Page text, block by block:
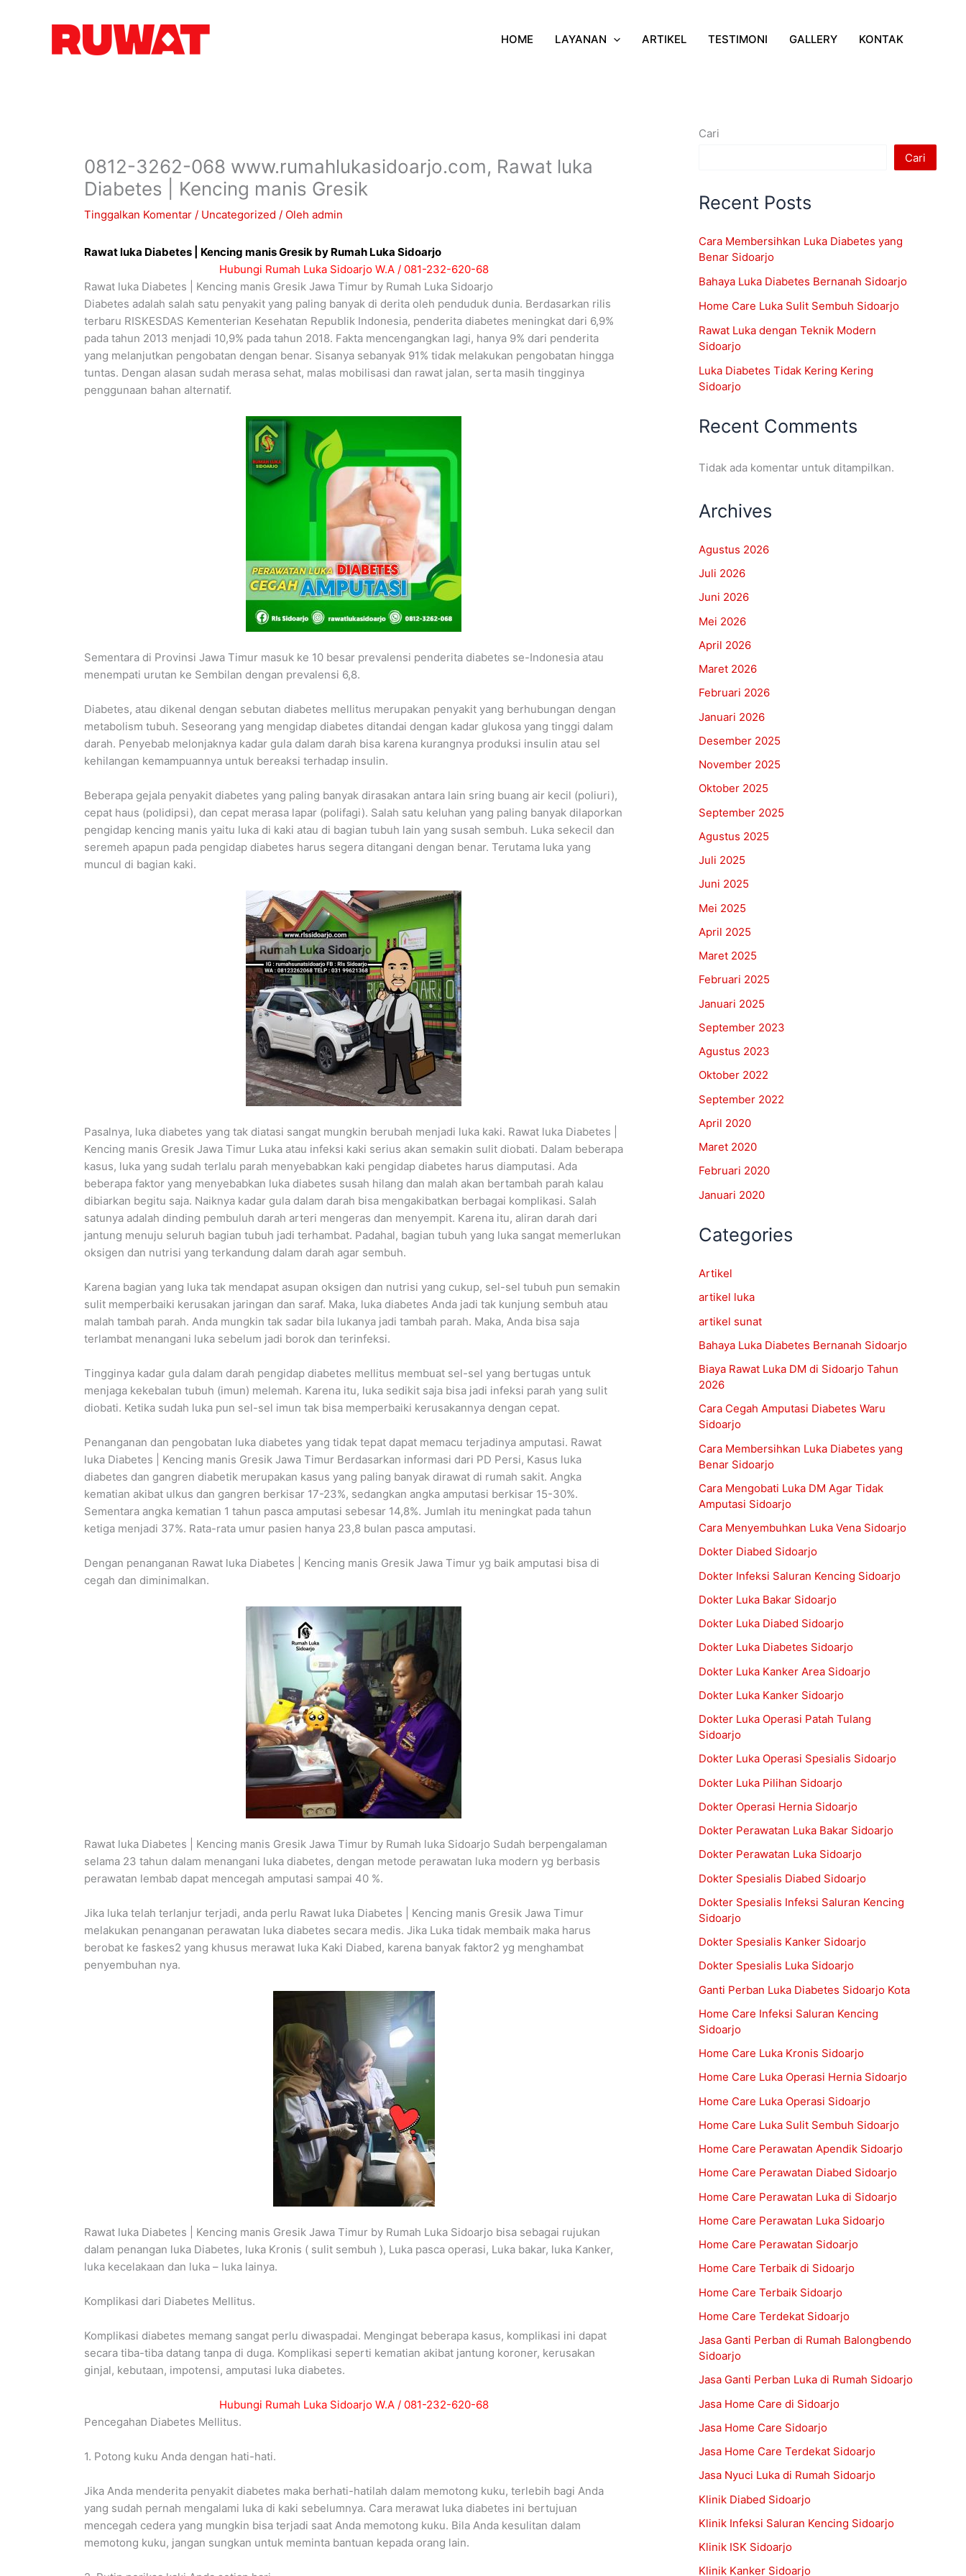
HOME LAYANAN ARTIKEL TESTIMONI GALLERY KONTAK
0812-3262-068 www.rumahlukasidoarjo.com, Rawat luka
Diabetes | Kencing manis Gresik
Tinggalkan Komentar / Uncategorized / Oleh admin
Rawat luka Diabetes | Kencing manis Gresik by Rumah Luka Sidoarjo
Hubungi Rumah Luka Sidoarjo W.A / 081-232-620-68
Rawat luka Diabetes | Kencing manis Gresik Jawa Timur by Rumah Luka Sidoarjo
Diabetes adalah salah satu penyakit yang paling banyak di derita oleh penduduk dunia. Berdasarkan rilis
terbaru RISKESDAS Kementerian Kesehatan Republik Indonesia, penderita diabetes meningkat dari 6,9%
pada tahun 2013 menjadi 10,9% pada tahun 2018. Fakta mencengangkan lagi, hanya 9% dari penderita
yang melanjutkan pengobatan dengan benar. Sisanya sebanyak 91% tidak melakukan pengobatan hingga
tuntas. Dengan alasan sudah merasa sehat, malas mobilisasi dan rawat jalan, serta masih tingginya
penggunaan bahan alternatif.
Sementara di Provinsi Jawa Timur masuk ke 10 besar prevalensi penderita diabetes se-Indonesia atau
menempati urutan ke Sembilan dengan prevalensi 6,8.
Diabetes, atau dikenal dengan sebutan diabetes mellitus merupakan penyakit yang berhubungan dengan
metabolism tubuh. Seseorang yang mengidap diabetes ditandai dengan kadar glukosa yang tinggi dalam
darah. Penyebab melonjaknya kadar gula dalam darah bisa karena kurangnya produksi insulin atau sel
kehilangan kemampuannya untuk bereaksi terhadap insulin.
Beberapa gejala penyakit diabetes yang paling banyak dirasakan antara lain sring buang air kecil (poliuri),
cepat haus (polidipsi), dan cepat merasa lapar (polifagi). Salah satu keluhan yang paling banyak dilaporkan
pengidap kencing manis yaitu luka di kaki atau di bagian tubuh lain yang susah sembuh. Luka sekecil dan
seremeh apapun pada pengidap diabetes harus segera ditangani dengan benar. Terutama luka yang
muncul di bagian kaki.
Pasalnya, luka diabetes yang tak diatasi sangat mungkin berubah menjadi luka kaki. Rawat luka Diabetes |
Kencing manis Gresik Jawa Timur Luka atau infeksi kaki serius akan semakin sulit diobati. Dalam beberapa
kasus, luka yang sudah terlalu parah menyebabkan kaki pengidap diabetes harus diamputasi. Ada
beberapa faktor yang menyebabkan luka diabetes susah hilang dan malah akan bertambah parah kalau
dibiarkan begitu saja. Naiknya kadar gula dalam darah bisa mengakibatkan berbagai komplikasi. Salah
satunya adalah dinding pembuluh darah arteri mengeras dan menyempit. Karena itu, aliran darah dari
jantung menuju seluruh bagian tubuh jadi terhambat. Padahal, bagian tubuh yang luka sangat memerlukan
oksigen dan nutrisi yang terkandung dalam darah agar sembuh.
Karena bagian yang luka tak mendapat asupan oksigen dan nutrisi yang cukup, sel-sel tubuh pun semakin
sulit memperbaiki kerusakan jaringan dan saraf. Maka, luka diabetes Anda jadi tak kunjung sembuh atau
malah tambah parah. Anda mungkin tak sadar bila lukanya jadi tambah parah. Maka, Anda bisa saja
terlambat menangani luka sebelum jadi borok dan terinfeksi.
Tingginya kadar gula dalam darah pengidap diabetes mellitus membuat sel-sel yang bertugas untuk
menjaga kekebalan tubuh (imun) melemah. Karena itu, luka sedikit saja bisa jadi infeksi parah yang sulit
diobati. Ketika sudah luka pun sel-sel imun tak bisa memperbaiki kerusakannya dengan cepat.
Penanganan dan pengobatan luka diabetes yang tidak tepat dapat memacu terjadinya amputasi. Rawat
luka Diabetes | Kencing manis Gresik Jawa Timur Berdasarkan informasi dari PD Persi, Kasus luka
diabetes dan gangren diabetik merupakan kasus yang paling banyak dirawat di rumah sakit. Angka
kematian akibat ulkus dan gangren berkisar 17-23%, sedangkan angka amputasi berkisar 15-30%.
Sementara angka kematian 1 tahun pasca amputasi sebesar 14,8%. Jumlah itu meningkat pada tahun
ketiga menjadi 37%. Rata-rata umur pasien hanya 23,8 bulan pasca amputasi.
Dengan penanganan Rawat luka Diabetes | Kencing manis Gresik Jawa Timur yg baik amputasi bisa di
cegah dan diminimalkan.
Rawat luka Diabetes | Kencing manis Gresik Jawa Timur by Rumah luka Sidoarjo Sudah berpengalaman
selama 23 tahun dalam menangani luka diabetes, dengan metode perawatan luka modern yg berbasis
perawatan lembab dapat mencegah amputasi sampai 40 %.
Jika luka telah terlanjur terjadi, anda perlu Rawat luka Diabetes | Kencing manis Gresik Jawa Timur
melakukan penanganan perawatan luka diabetes secara medis. Jika Luka tidak membaik maka harus
berobat ke faskes2 yang khusus merawat luka Kaki Diabed, karena banyak faktor2 yg menghambat
penyembuhan nya.
Rawat luka Diabetes | Kencing manis Gresik Jawa Timur by Rumah Luka Sidoarjo bisa sebagai rujukan
dalam penangan luka Diabetes, luka Kronis ( sulit sembuh ), Luka pasca operasi, Luka bakar, luka Kanker,
luka kecelakaan dan luka – luka lainya.
Komplikasi dari Diabetes Mellitus.
Komplikasi diabetes memang sangat perlu diwaspadai. Mengingat beberapa kasus, komplikasi ini dapat
secara tiba-tiba datang tanpa di duga. Komplikasi seperti kematian akibat jantung koroner, kerusakan
ginjal, kebutaan, impotensi, amputasi luka diabetes.
Hubungi Rumah Luka Sidoarjo W.A / 081-232-620-68
Pencegahan Diabetes Mellitus.
1. Potong kuku Anda dengan hati-hati.
Jika Anda menderita penyakit diabetes maka berhati-hatilah dalam memotong kuku, terlebih bagi Anda
yang sudah pernah mengalami luka di kaki sebelumnya. Cara merawat luka diabetes ini bertujuan
mencegah cedera yang mungkin bisa terjadi saat Anda memotong kuku. Bila Anda kesulitan dalam
memotong kuku, jangan sungkan untuk meminta bantuan kepada orang lain.
Cari
Cari
Recent Posts
Cara Membersihkan Luka Diabetes yang
Benar Sidoarjo
Bahaya Luka Diabetes Bernanah Sidoarjo
Home Care Luka Sulit Sembuh Sidoarjo
Rawat Luka dengan Teknik Modern
Sidoarjo
Luka Diabetes Tidak Kering Kering
Sidoarjo
Recent Comments
Tidak ada komentar untuk ditampilkan.
Archives
Agustus 2026
Juli 2026
Juni 2026
Mei 2026
April 2026
Maret 2026
Februari 2026
Januari 2026
Desember 2025
November 2025
Oktober 2025
September 2025
Agustus 2025
Juli 2025
Juni 2025
Mei 2025
April 2025
Maret 2025
Februari 2025
Januari 2025
September 2023
Agustus 2023
Oktober 2022
September 2022
April 2020
Maret 2020
Februari 2020
Januari 2020
Categories
Artikel
artikel luka
artikel sunat
Bahaya Luka Diabetes Bernanah Sidoarjo
Biaya Rawat Luka DM di Sidoarjo Tahun
2026
Cara Cegah Amputasi Diabetes Waru
Sidoarjo
Cara Membersihkan Luka Diabetes yang
Benar Sidoarjo
Cara Mengobati Luka DM Agar Tidak
Amputasi Sidoarjo
Cara Menyembuhkan Luka Vena Sidoarjo
Dokter Diabed Sidoarjo
Dokter Infeksi Saluran Kencing Sidoarjo
Dokter Luka Bakar Sidoarjo
Dokter Luka Diabed Sidoarjo
Dokter Luka Diabetes Sidoarjo
Dokter Luka Kanker Area Sidoarjo
Dokter Luka Kanker Sidoarjo
Dokter Luka Operasi Patah Tulang
Sidoarjo
Dokter Luka Operasi Spesialis Sidoarjo
Dokter Luka Pilihan Sidoarjo
Dokter Operasi Hernia Sidoarjo
Dokter Perawatan Luka Bakar Sidoarjo
Dokter Perawatan Luka Sidoarjo
Dokter Spesialis Diabed Sidoarjo
Dokter Spesialis Infeksi Saluran Kencing
Sidoarjo
Dokter Spesialis Kanker Sidoarjo
Dokter Spesialis Luka Sidoarjo
Ganti Perban Luka Diabetes Sidoarjo Kota
Home Care Infeksi Saluran Kencing
Sidoarjo
Home Care Luka Kronis Sidoarjo
Home Care Luka Operasi Hernia Sidoarjo
Home Care Luka Operasi Sidoarjo
Home Care Luka Sulit Sembuh Sidoarjo
Home Care Perawatan Apendik Sidoarjo
Home Care Perawatan Diabed Sidoarjo
Home Care Perawatan Luka di Sidoarjo
Home Care Perawatan Luka Sidoarjo
Home Care Perawatan Sidoarjo
Home Care Terbaik di Sidoarjo
Home Care Terbaik Sidoarjo
Home Care Terdekat Sidoarjo
Jasa Ganti Perban di Rumah Balongbendo
Sidoarjo
Jasa Ganti Perban Luka di Rumah Sidoarjo
Jasa Home Care di Sidoarjo
Jasa Home Care Sidoarjo
Jasa Home Care Terdekat Sidoarjo
Jasa Nyuci Luka di Rumah Sidoarjo
Klinik Diabed Sidoarjo
Klinik Infeksi Saluran Kencing Sidoarjo
Klinik ISK Sidoarjo
Klinik Kanker Sidoarjo